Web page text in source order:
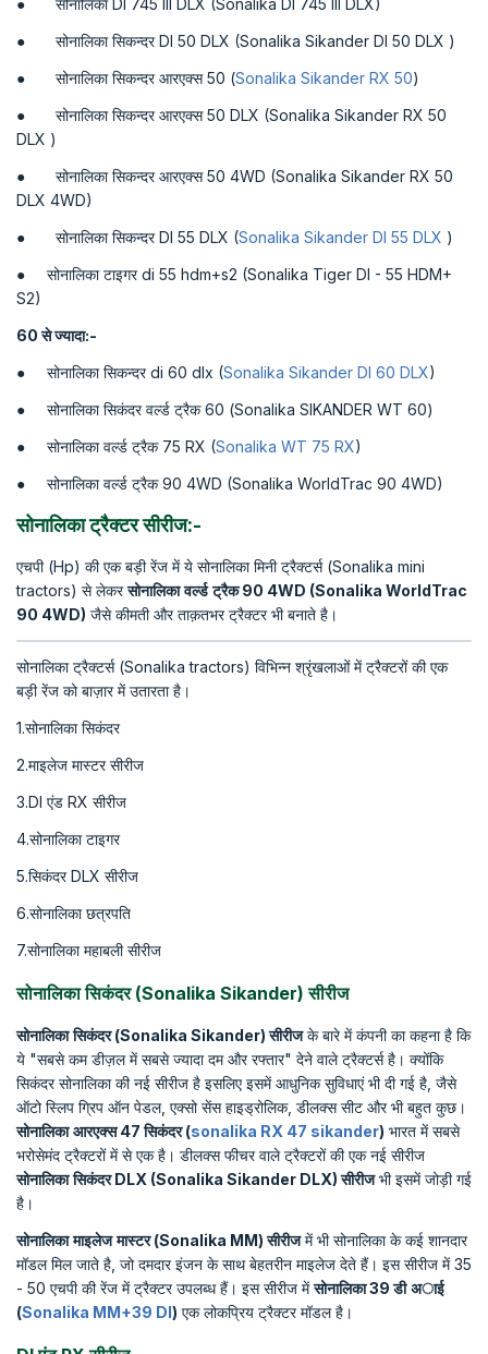
● सोनालिका सिकन्दर DI 50 DLX (Sonalika Sikander DI 50 DLX )
● सोनालिका सिकन्दर आरएक्स 50 (Sonalika Sikander RX 50)
● सोनालिका सिकन्दर आरएक्स 50 DLX (Sonalika Sikander RX 50
DLX )
● सोनालिका सिकन्दर आरएक्स 50 4WD (Sonalika Sikander RX 50
DLX 4WD)
● सोनालिका सिकन्दर DI 55 DLX (Sonalika Sikander DI 55 DLX )
● सोनालिका टाइगर di 55 hdm+s2 (Sonalika Tiger DI - 55 HDM+
S2)
60 सेज्यादा:-
● सोनालिका सिकन्दर di 60 dlx (Sonalika Sikander DI 60 DLX)
● सोनालिका सिकंदर वर्ल्ड ट्रैक 60 (Sonalika SIKANDER WT 60)
● सोनालिका वर्ल्ड ट्रैक 75 RX (Sonalika WT 75 RX)
● सोनालिका वर्ल्ड ट्रैक 90 4WD (Sonalika WorldTrac 90 4WD)
सोनालिका ट्रैक्टर सीरीज:-
एचपी (Hp) की एक बड़ी रेंज में ये सोनालिका मिनी ट्रैक्टर्स (Sonalika mini
tractors) से लेकरसोनालिका वर्ल्ड ट्रैक90 4WD (Sonalika WorldTrac
90 4WD) जैसे कीमती और ताक़तभर ट्रैक्टर भी बनाते है।
सोनालिका ट्रैक्टर्स (Sonalika tractors) विभिन्न श्रृंखलाओं में ट्रैक्टरों की एक
बड़ी रेंज को बाज़ार में उतारता है।
1.सोनालिका सिकंदर
2.माइलेज मास्टर सीरीज
3.DI एंड RX सीरीज
4.सोनालिका टाइगर
5.सिकंदर DLX सीरीज
6.सोनालिका छत्रपति
7.सोनालिका महाबली सीरीज
सोनालिका सिकंदर (Sonalika Sikander) सीरीज
सोनालिका सिकंदर(Sonalika Sikander)सीरीजके बारे में कंपनी का कहना है कि
ये "सबसे कम डीज़ल में सबसे ज्यादा दम और रफ्तार" देने वाले ट्रैक्टर्स है। क्योंकि
सिकंदर सोनालिका की नई सीरीज है इसलिए इसमें आधुनिक सुविधाएं भी दी गई है, जैसे
ऑटो स्लिप ग्रिप ऑन पेडल, एक्सो सेंस हाइड्रोलिक, डीलक्स सीट और भी बहुत कुछ।
सोनालिका आरएक्स47सिकंदर(sonalika RX 47 sikander) भारत में सबसे
भरोसेमंद ट्रैक्टरों में से एक है। डीलक्स फीचर वाले ट्रैक्टरों की एक नई सीरीज
सोनालिका सिकंदरDLX (Sonalika Sikander DLX)सीरीजभी इसमें जोड़ी गई
है।
सोनालिका माइलेज मास्टर(Sonalika MM)सीरीजमें भी सोनालिका के कई शानदार
मॉडल मिल जाते है, जो दमदार इंजन के साथ बेहतरीन माइलेज देते हैं। इस सीरीज में 35
- 50 एचपी की रेंज में ट्रैक्टर उपलब्ध हैं। इस सीरीज मेंसोनालिका39डी अाई
(Sonalika MM+39 DI) एक लोकप्रिय ट्रैक्टर मॉडल है।